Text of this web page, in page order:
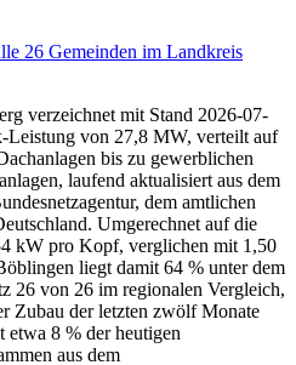
26 Gemeinden im Landkreis
verzeichnet mit Stand 2026-07-
Leistung von 27,8 MW, verteilt auf
bis zu gewerblichen
laufend aktualisiert aus dem
dem amtlichen
Umgerechnet auf die
kW pro Kopf, verglichen mit 1,50
liegt damit 64 % unter dem
26 von 26 im regionalen Vergleich,
Zubau der letzten zwölf Monate
etwa 8 % der heutigen
aus dem